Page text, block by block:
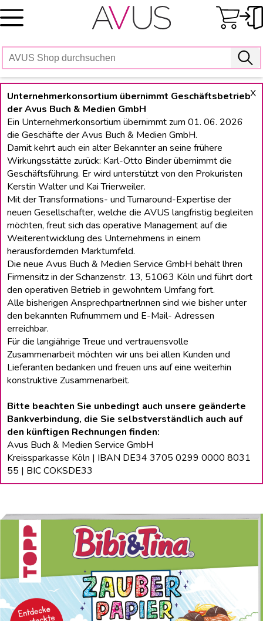
Skip
to
X
Unternehmerkonsortium übernimmt Geschäftsbetrieb
der Avus Buch & Medien GmbH
Ein Unternehmerkonsortium übernimmt zum 01. 06. 2026
die Geschäfte der Avus Buch & Medien GmbH.
Damit kehrt auch ein alter Bekannter an seine frühere
Wirkungsstätte zurück: Karl-Otto Binder übernimmt die
Geschäftsführung. Er wird unterstützt von den Prokuristen
Kerstin Walter und Kai Trierweiler.
Mit der Transformations- und Turnaround-Expertise der
neuen Gesellschafter, welche die AVUS langfristig begleiten
möchten, freut sich das operative Management auf die
Weiterentwicklung des Unternehmens in einem
herausfordernden Marktumfeld.
Die neue Avus Buch & Medien Service GmbH behält lhren
Firmensitz in der Schanzenstr. 13, 51063 Köln und führt dort
den operativen Betrieb in gewohntem Umfang fort.
Alle bisherigen Ansprechpartnerlnnen sind wie bisher unter
den bekannten Rufnummern und E-Mail- Adressen
erreichbar.
Für die langiährige Treue und vertrauensvolle
Zusammenarbeit möchten wir uns bei allen Kunden und
Lieferanten bedanken und freuen uns auf eine weiterhin
konstruktive Zusammenarbeit.
Bitte beachten Sie unbedingt auch unsere geänderte
Bankverbindung, die Sie selbstverständlich auch auf
den künftigen Rechnungen finden:
Avus Buch & Medien Service GmbH
Kreissparkasse Köln | IBAN DE34 3705 0299 0000 8031
55 | BIC COKSDE33